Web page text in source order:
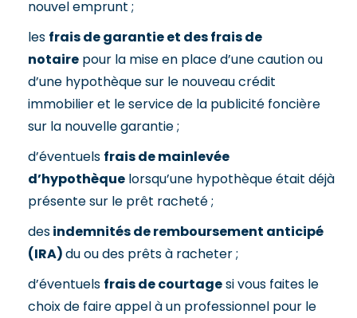
nouvel emprunt ;
les frais de garantie et des frais de
notaire pour la mise en place d’une caution ou
d’une hypothèque sur le nouveau crédit
immobilier et le service de la publicité foncière
sur la nouvelle garantie ;
d’éventuels frais de mainlevée
d’hypothèque lorsqu’une hypothèque était déjà
présente sur le prêt racheté ;
desindemnités de remboursement anticipé
(IRA)du ou des prêts à racheter ;
d’éventuels frais de courtagesi vous faites le
choix de faire appel à un professionnel pour le